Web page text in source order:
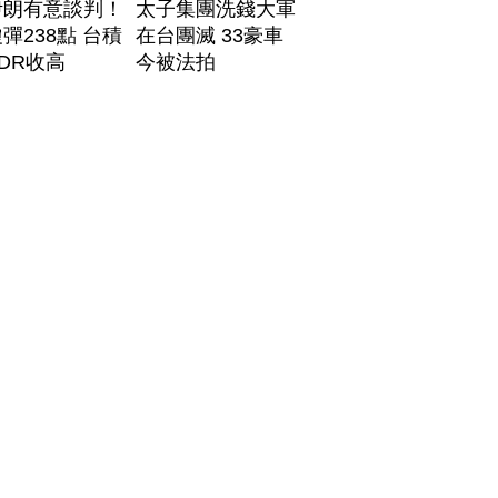
有意談判！
238點 台積
收高
太子集團洗錢大軍
在台團滅 33豪車
今被法拍